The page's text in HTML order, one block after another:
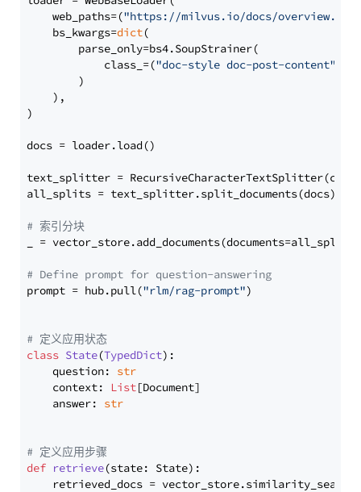
    web_paths=(
"https://milvus.io/docs/overview.md"
    bs_kwargs=
dict(
        parse_only=bs4.SoupStrainer(
            class_=(
"doc-style doc-post-content"
        )
    ),
)
docs = loader.load()
text_splitter =
all_splits = text_splitter.split_documents(docs)
# 索引分块
_ = vector_store.add_documents(documents=all_splits)
# Define prompt for question-answering
prompt = hub.pull("rlm/rag-prompt")
# 定义应用状态
class State(TypedDict):
    question:
str
    context:
List[Document]
    answer:
str
# 定义应用步骤
def retrieve(state: State):
retrieved_docs =